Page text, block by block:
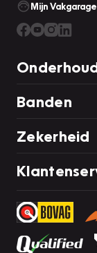
Mijn Vakgarage
Banden
Zekerheid